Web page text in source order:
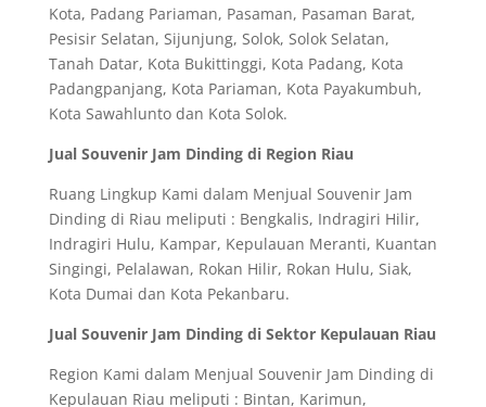
Kota, Padang Pariaman, Pasaman, Pasaman Barat,
Pesisir Selatan, Sijunjung, Solok, Solok Selatan,
Tanah Datar, Kota Bukittinggi, Kota Padang, Kota
Padangpanjang, Kota Pariaman, Kota Payakumbuh,
Kota Sawahlunto dan Kota Solok.
Jual Souvenir Jam Dinding di Region Riau
Ruang Lingkup Kami dalam Menjual Souvenir Jam
Dinding di Riau meliputi : Bengkalis, Indragiri Hilir,
Indragiri Hulu, Kampar, Kepulauan Meranti, Kuantan
Singingi, Pelalawan, Rokan Hilir, Rokan Hulu, Siak,
Kota Dumai dan Kota Pekanbaru.
Jual Souvenir Jam Dinding di Sektor Kepulauan Riau
Region Kami dalam Menjual Souvenir Jam Dinding di
Kepulauan Riau meliputi : Bintan, Karimun,